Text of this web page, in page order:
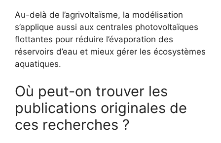
Au-delà de l’agrivoltaïsme, la modélisation
s’applique aussi aux centrales photovoltaïques
flottantes pour réduire l’évaporation des
réservoirs d’eau et mieux gérer les écosystèmes
aquatiques.
Où peut-on trouver les
publications originales de
ces recherches ?